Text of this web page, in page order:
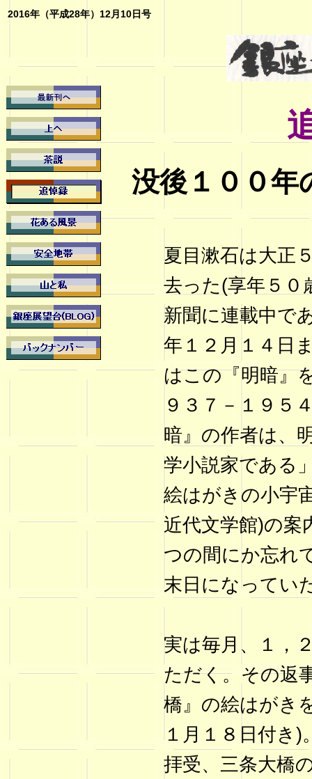
2016年（平成28年）12月10日号
没後１００年
夏目漱石は大正
去った(享年５０
新聞に連載中で
年１２月１４日
はこの『明暗』
９３７－１９５
暗』の作者は、
学小説家である
絵はがきの小宇
近代文学館)の案
つの間にか忘れ
末日になってい
実は毎月、１，
ただく。その返
橋』の絵はがき
１月１８日付き
拝受、三条大橋